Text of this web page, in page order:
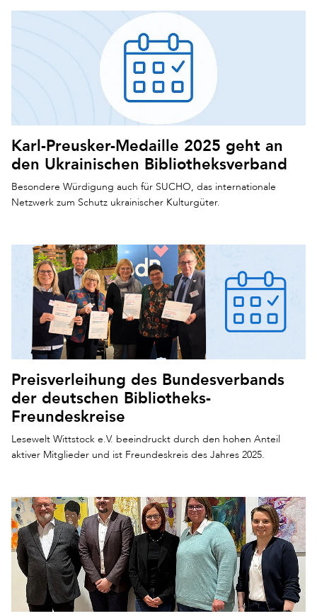
Karl-Preusker-Medaille 2025 geht an
den Ukrainischen Bibliotheksverband
Besondere Würdigung auch für SUCHO, das internationale
Netzwerk zum Schutz ukrainischer Kulturgüter.
Preisverleihung des Bundesverbands
der deutschen Bibliotheks-
Freundeskreise
Lesewelt Wittstock e.V. beeindruckt durch den hohen Anteil
aktiver Mitglieder und ist Freundeskreis des Jahres 2025.